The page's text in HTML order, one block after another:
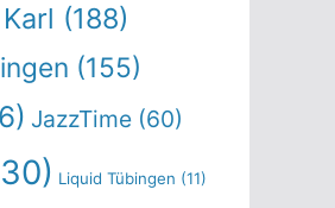
(188)
(155)
JazzTime (60)
Liquid Tübingen (11)